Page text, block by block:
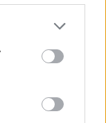
or more Google
You may click to
party tags to
in below Google
της
ακριβή